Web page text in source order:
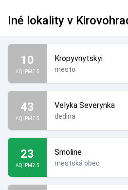
Iné lokality v
10
AQI PM2.5
Kropyvnytskyi
mesto
43
AQI PM2.5
Velyka Severynka
dedina
23
AQI PM2.5
Smoline
mestská obec